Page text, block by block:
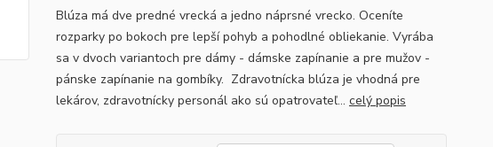
Blúza má dve predné vrecká a jedno náprsné vrecko. Oceníte
rozparky po bokoch pre lepší pohyb a pohodlné obliekanie. Vyrába
sa v dvoch variantoch pre dámy - dámske zapínanie a pre mužov -
pánske zapínanie na gombíky. Zdravotnícka blúza je vhodná pre
lekárov, zdravotnícky personál ako sú opatrovateľ... celý popis